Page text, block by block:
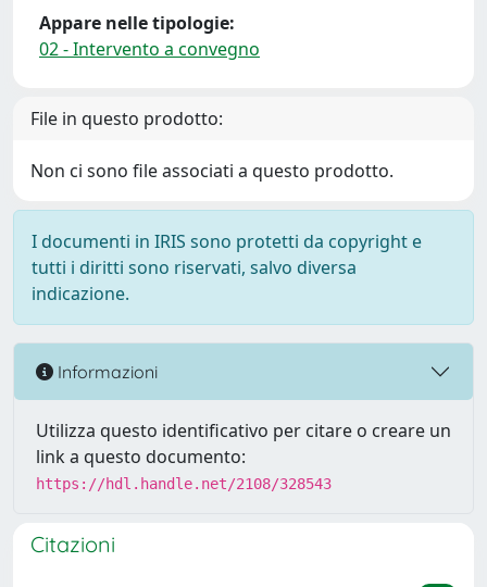
Appare nelle tipologie:
02 - Intervento a convegno
File in questo prodotto:
Non ci sono file associati a questo prodotto.
I documenti in IRIS sono protetti da copyright e
tutti i diritti sono riservati, salvo diversa
indicazione.
Informazioni
Utilizza questo identificativo per citare o creare un
link a questo documento:
https://hdl.handle.net/2108/328543
Citazioni